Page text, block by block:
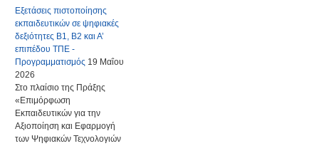
Εξετάσεις πιστοποίησης
εκπαιδευτικών σε ψηφιακές
δεξιότητες Β1, Β2 και Α’
επιπέδου ΤΠΕ -
Προγραμματισμός 19 Μαΐου
2026
Στο πλαίσιο της Πράξης
«Επιμόρφωση
Εκπαιδευτικών για την
Αξιοποίηση και Εφαρμογή
των Ψηφιακών Τεχνολογιών